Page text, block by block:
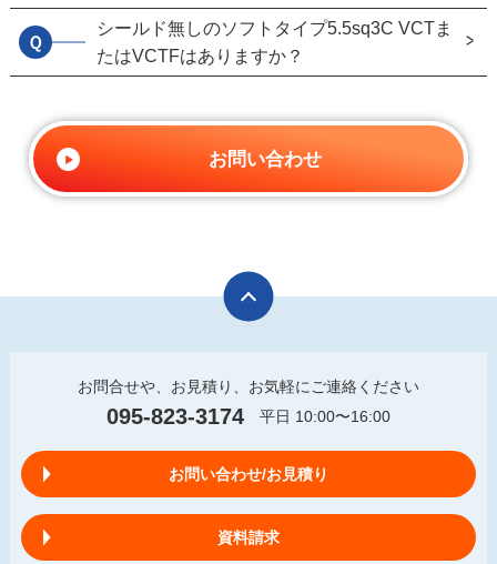
Ｑ
シールド無しのソフトタイプ5.5sq3C VCTま
たはVCTFはありますか？
お問い合わせ
お問合せや、お見積り、お気軽にご連絡ください
095-823-3174 平日 10:00〜16:00
お問い合わせ/お見積り
資料請求